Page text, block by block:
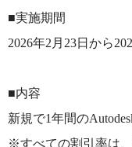
■実施期間
2026年2月23日から
■内容
新規で1年間の
※すべての割引率は